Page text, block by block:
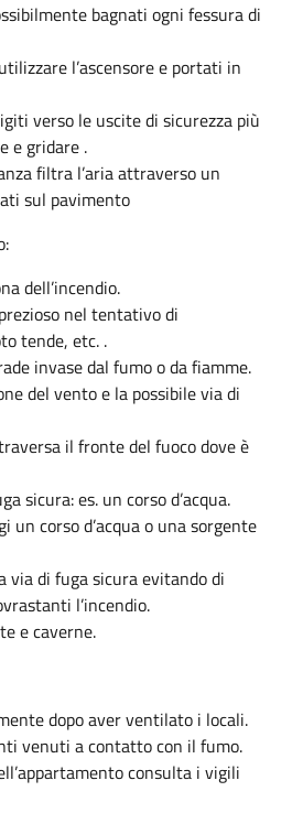
bagnati ogni fessura di
l’ascensore e portati in
verso le uscite di sicurezza più
e gridare .
filtra l’aria attraverso un
sul pavimento
dell’incendio.
nel tentativo di
tende, etc. .
invase dal fumo o da fiamme.
del vento e la possibile via di
il fronte del fuoco dove è
sicura: es. un corso d’acqua.
un corso d’acqua o una sorgente
via di fuga sicura evitando di
l’incendio.
e caverne.
dopo aver ventilato i locali.
venuti a contatto con il fumo.
consulta i vigili